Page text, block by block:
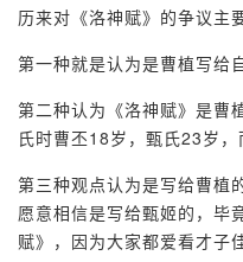
历来对《洛神赋》的争议主
第一种就是认为是曹植写给
第二种认为《洛神赋》是曹
氏时曹丕18岁，甄氏23岁
第三种观点认为是写给曹植
愿意相信是写给甄姬的，毕
赋》，因为大家都爱看才子